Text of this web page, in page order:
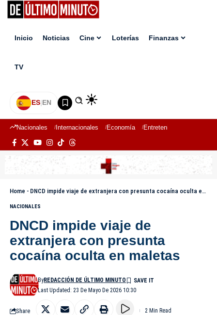
Inicio Noticias Cine Loterías Finanzas
TV
ES|EN
Nacionales Internacionales Economía Entretenimiento
Home - DNCD impide viaje de extranjera con presunta cocaína oculta en maletas
NACIONALES
DNCD impide viaje de
extranjera con presunta
cocaína oculta en maletas
Last Updated: 23 De Mayo De 2026 10:30
ByREDACCIÓN DE ÚLTIMO MINUTO
Share 2 Min Read